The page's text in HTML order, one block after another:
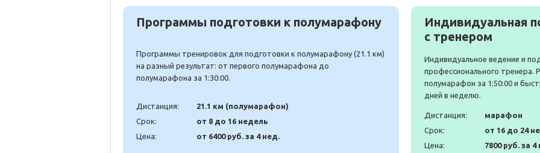
Программы подготовки к полумарафону
Программы тренировок для подготовки к полумарафону (21.1 км)
на разный результат: от первого полумарафона до
полумарафона за 1:30:00.
Дистанция:
21.1 км (полумарафон)
Срок:
от 8 до 16 недель
Цена:
от 6400 руб. за 4 нед.
Индивидуальная
с тренером
Индивидуальное ведение и
профессионального тренера.
полумарафон за 1:50:00 и
дней в неделю.
Дистанция:
марафон
Срок:
от 16 до 24
Цена:
7800 руб. за 4